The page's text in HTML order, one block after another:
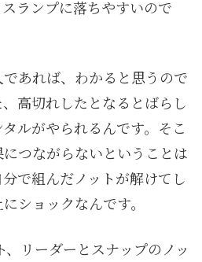
ランプに落ちやすいので
あれば、わかると思うので
高切れしたとなるとばらし
ルがやられるんです。そこ
つながらないということは
で組んだノットが解けてし
ショックなんです。
リーダーとスナップのノッ